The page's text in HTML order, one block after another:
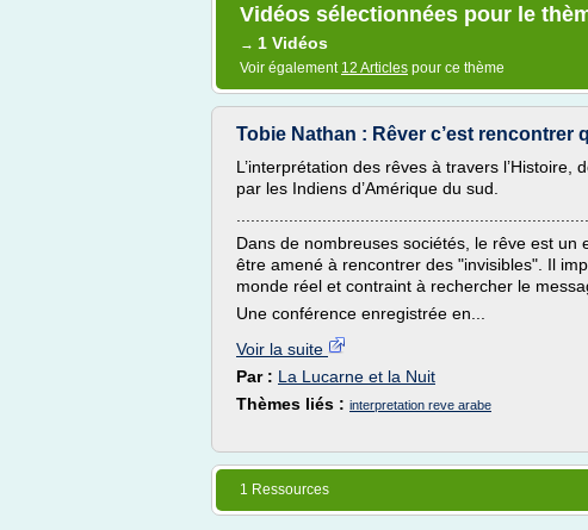
Vidéos sélectionnées pour le
→ 1 Vidéos
Voir également 12 Articles pour ce thème
Tobie Nathan : Rêver c’est rencontrer
L’interprétation des rêves à travers l’Histoire,
par les Indiens d’Amérique du sud.
Dans de nombreuses sociétés, le rêve est un
être amené à rencontrer des "invisibles". Il
monde réel et contraint à rechercher le
Une conférence enregistrée en...
Voir la suite
Par : La Lucarne et la Nuit
Thèmes liés : interpretation reve arabe
1 Ressources